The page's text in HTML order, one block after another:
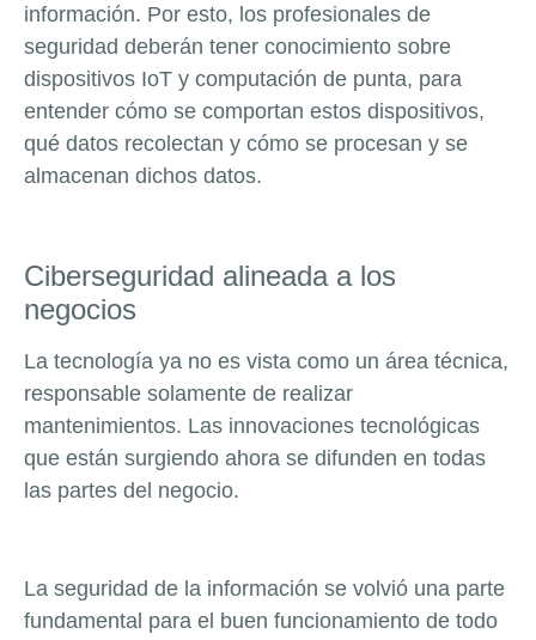
información. Por esto, los profesionales de
seguridad deberán tener conocimiento sobre
dispositivos IoT y computación de punta, para
entender cómo se comportan estos dispositivos,
qué datos recolectan y cómo se procesan y se
almacenan dichos datos.
Ciberseguridad alineada a los
negocios
La tecnología ya no es vista como un área técnica,
responsable solamente de realizar
mantenimientos. Las innovaciones tecnológicas
que están surgiendo ahora se difunden en todas
las partes del negocio.
La seguridad de la información se volvió una parte
fundamental para el buen funcionamiento de todo